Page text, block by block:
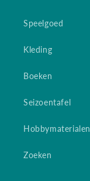
Speelgoed
Kleding
Boeken
Seizoentafel
Hobbymaterialen
Zoeken